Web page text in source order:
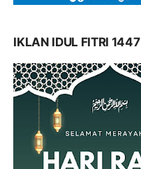
IKLAN IDUL FITRI